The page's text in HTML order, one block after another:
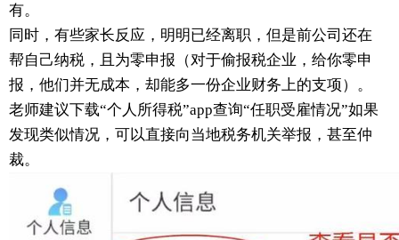
有。
同时，有些家长反应，明明已经离职，但是前公司还在
帮自己纳税，且为零申报（对于偷报税企业，给你零申
报，他们并无成本，却能多一份企业财务上的支项）。
老师建议下载“个人所得税”app查询“任职受雇情况”如果
发现类似情况，可以直接向当地税务机关举报，甚至仲
裁。